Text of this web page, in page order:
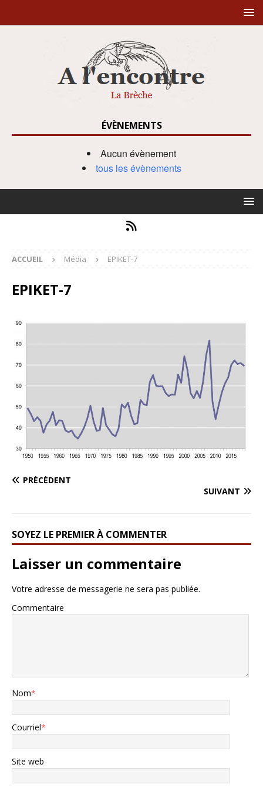
ÉVÈNEMENTS
Aucun évènement
tous les évènements
ACCUEIL Média EPIKET-7
EPIKET-7
PRÉCÉDENT
SUIVANT
SOYEZ LE PREMIER À COMMENTER
Laisser un commentaire
Votre adresse de messagerie ne sera pas publiée.
Commentaire
Nom*
Courriel*
Site web